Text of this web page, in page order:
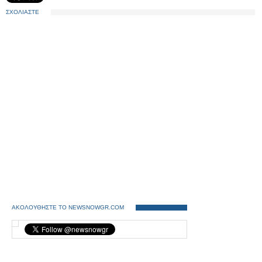
ΣΧΟΛΙΑΣΤΕ
ΑΚΟΛΟΥΘΗΣΤΕ ΤΟ NEWSNOWGR.COM